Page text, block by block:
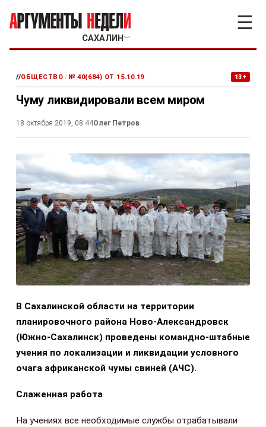
САХАЛИН ﹀
☰
//ОБЩЕСТВО / № 40(684) ОТ 15.10.19 13+
Чуму ликвидировали всем миром
18 октября 2019, 08:44Олег Петров
В Сахалинской области на территории
планировочного района Ново-Александровск
(Южно-Сахалинск) проведены командно-штабные
учения по локализации и ликвидации условного
очага африканской чумы свиней (АЧС).
Слаженная работа
На учениях все необходимые службы отрабатывали